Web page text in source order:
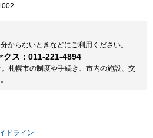
からないときなどにご利用ください。
クス：011-221-4894
札幌市の制度や手続き、市内の施設、交
ドライン